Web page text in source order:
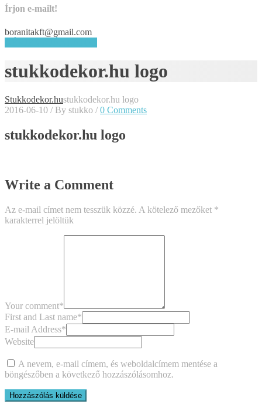
Írjon e-mailt!
boranitakft@gmail.com
stukkodekor.hu logo
Stukkodekor.hustukkodekor.hu logo
2016-06-10 / By stukko / 0 Comments
stukkodekor.hu logo
Write a Comment
Az e-mail címet nem tesszük közzé. A kötelező mezőket *
karakterrel jelöltük
Your comment*
First and Last name*
E-mail Address*
Website
A nevem, e-mail címem, és weboldalcímem mentése a
böngészőben a következő hozzászólásomhoz.